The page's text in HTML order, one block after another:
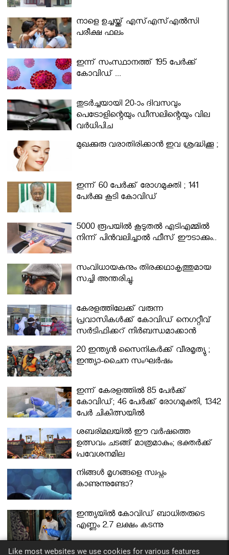
നാളെ ഉച്ചയ്ക്ക് എസ്എസ്എല്‍സി
പരീക്ഷ ഫലം
ഇന്ന് സംസ്ഥാനത്ത് 195 പേര്‍ക്ക്
കോവിഡ് ...
തുടർച്ചയായി 20-ാം ദിവസവും
പെട്രോളിന്റെയും ഡീസലിന്റെയും വില
വര്‍ധിപ്പിച്ചു
മുഖക്കുരു വരാതിരിക്കാന്‍ ഇവ ശ്രദ്ധിക്കൂ ;
ഇന്ന് 60 പേർക്ക് രോഗമുക്തി ; 141
പേര്‍ക്കു കൂടി കോവിഡ്
5000 രൂപയിൽ കൂടുതൽ എടിഎമ്മിൽ
നിന്ന് പിൻവലിച്ചാൽ ഫീസ് ഈടാക്കും..
സംവിധായകനും തിരക്കഥാകൃത്തുമായ
സച്ചി അന്തരിച്ചു.
കേരളത്തിലേക്ക് വരുന്ന
പ്രവാസികള്‍ക്ക് കോവിഡ് നെഗറ്റീവ്
സര്‍ട്ടിഫിക്കറ്റ് നിർബന്ധമാക്കാൻ
മന്ത്രിസഭ
20 ഇന്ത്യൻ സൈനികർക്ക് വീരമൃത്യു ;
ഇന്ത്യാ-ചൈന സംഘർഷം
ഇന്ന് കേരളത്തിൽ 85 പേർക്ക്
കോവിഡ്; 46 പേർക്ക് രോഗമുക്തി, 1342
പേർ ചികിത്സയിൽ
ശബരിമലയില്‍ ഈ വർഷത്തെ
ഉത്സവം ചടങ്ങ് മാത്രമാകും; ഭക്തർക്ക്
പ്രവേശനമില്ല
നിങ്ങള്‍ മൃഗങ്ങളെ സ്വപ്നം
കാണുന്നുണ്ടോ?
ഇന്ത്യയിൽ കോവിഡ് ബാധിതരുടെ
എണ്ണം 2.7 ലക്ഷം കടന്നു
Like most websites we use cookies for various features